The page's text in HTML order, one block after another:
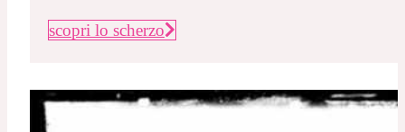
scopri lo scherzo